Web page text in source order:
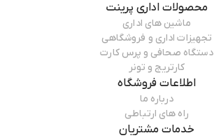
محصولات اداری پرینت
ماشین های اداری
تجهیزات اداری و فروشگاهی
دستگاه صحافی و پرس کارت
کارتریج و تونر
اطلاعات فروشگاه
درباره ما
راه های ارتباطی
خدمات مشتریان